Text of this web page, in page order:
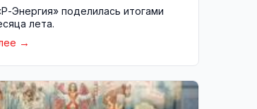
Энергия» поделилась итогами
лета.